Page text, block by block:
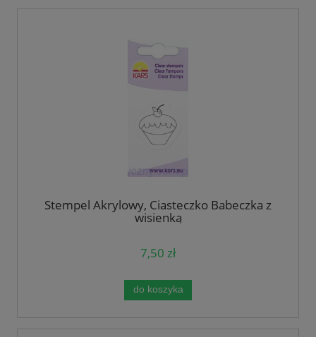
Stempel Akrylowy, Ciasteczko Babeczka z
wisienką
7,50 zł
do koszyka